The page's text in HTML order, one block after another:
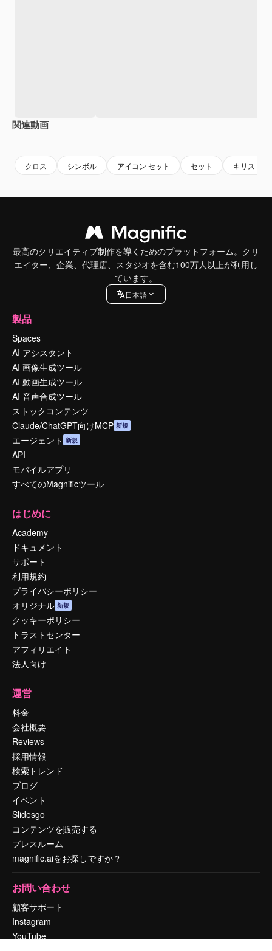
関連動画
クロス シンボル アイコン セット セット キリスト教
最高のクリエイティブ制作を導くためのプラットフォーム。クリ
エイター、企業、代理店、スタジオを含む100万人以上が利用し
ています。
日本語
製品
Spaces
AI アシスタント
AI 画像生成ツール
AI 動画生成ツール
AI 音声合成ツール
ストックコンテンツ
Claude/ChatGPT向けMCP 新規
エージェント 新規
API
モバイルアプリ
すべてのMagnificツール
はじめに
Academy
ドキュメント
サポート
利用規約
プライバシーポリシー
オリジナル 新規
クッキーポリシー
トラストセンター
アフィリエイト
法人向け
運営
料金
会社概要
Reviews
採用情報
検索トレンド
ブログ
イベント
Slidesgo
コンテンツを販売する
プレスルーム
magnific.aiをお探しですか？
お問い合わせ
顧客サポート
Instagram
YouTube